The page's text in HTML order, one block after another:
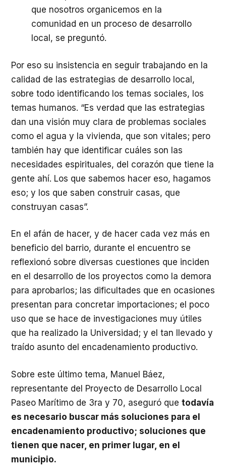
que nosotros organicemos en la
comunidad en un proceso de desarrollo
local, se preguntó.
Por eso su insistencia en seguir trabajando en la
calidad de las estrategias de desarrollo local,
sobre todo identificando los temas sociales, los
temas humanos. “Es verdad que las estrategias
dan una visión muy clara de problemas sociales
como el agua y la vivienda, que son vitales; pero
también hay que identificar cuáles son las
necesidades espirituales, del corazón que tiene la
gente ahí. Los que sabemos hacer eso, hagamos
eso; y los que saben construir casas, que
construyan casas”.
En el afán de hacer, y de hacer cada vez más en
beneficio del barrio, durante el encuentro se
reflexionó sobre diversas cuestiones que inciden
en el desarrollo de los proyectos como la demora
para aprobarlos; las dificultades que en ocasiones
presentan para concretar importaciones; el poco
uso que se hace de investigaciones muy útiles
que ha realizado la Universidad; y el tan llevado y
traído asunto del encadenamiento productivo.
Sobre este último tema, Manuel Báez,
representante del Proyecto de Desarrollo Local
Paseo Marítimo de 3ra y 70, aseguró que todavía
es necesario buscar más soluciones para el
encadenamiento productivo; soluciones que
tienen que nacer, en primer lugar, en el
municipio.